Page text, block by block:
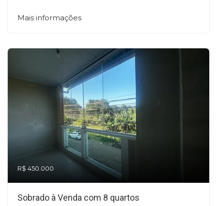
Mais informações
R$ 450.000
Sobrado à Venda com 8 quartos